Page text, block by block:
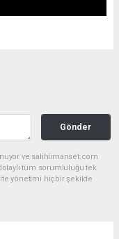
Gönder
ve salihlimanset.com
tüm sorumluluğu tek
yönetimi hiçbir şekilde